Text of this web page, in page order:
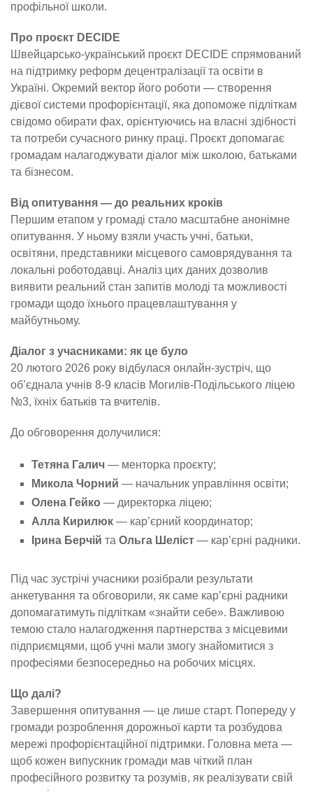
профільної школи.
Про проєкт DECIDE
Швейцарсько-український проєкт DECIDE спрямований
на підтримку реформ децентралізації та освіти в
Україні. Окремий вектор його роботи — створення
дієвої системи профорієнтації, яка допоможе підліткам
свідомо обирати фах, орієнтуючись на власні здібності
та потреби сучасного ринку праці. Проєкт допомагає
громадам налагоджувати діалог між школою, батьками
та бізнесом.
Від опитування — до реальних кроків
Першим етапом у громаді стало масштабне анонімне
опитування. У ньому взяли участь учні, батьки,
освітяни, представники місцевого самоврядування та
локальні роботодавці. Аналіз цих даних дозволив
виявити реальний стан запитів молоді та можливості
громади щодо їхнього працевлаштування у
майбутньому.
Діалог з учасниками: як це було
20 лютого 2026 року відбулася онлайн-зустріч, що
об’єднала учнів 8-9 класів Могилів-Подільського ліцею
№3, їхніх батьків та вчителів.
До обговорення долучилися:
Тетяна Галич — менторка проєкту;
Микола Чорний — начальник управління освіти;
Олена Гейко — директорка ліцею;
Алла Кирилюк — кар’єрний координатор;
Ірина Берчій та Ольга Шеліст — кар’єрні радники.
Під час зустрічі учасники розібрали результати
анкетування та обговорили, як саме кар’єрні радники
допомагатимуть підліткам «знайти себе». Важливою
темою стало налагодження партнерства з місцевими
підприємцями, щоб учні мали змогу знайомитися з
професіями безпосередньо на робочих місцях.
Що далі?
Завершення опитування — це лише старт. Попереду у
громади розроблення дорожньої карти та розбудова
мережі профорієнтаційної підтримки. Головна мета —
щоб кожен випускник громади мав чіткий план
професійного розвитку та розумів, як реалізувати свій